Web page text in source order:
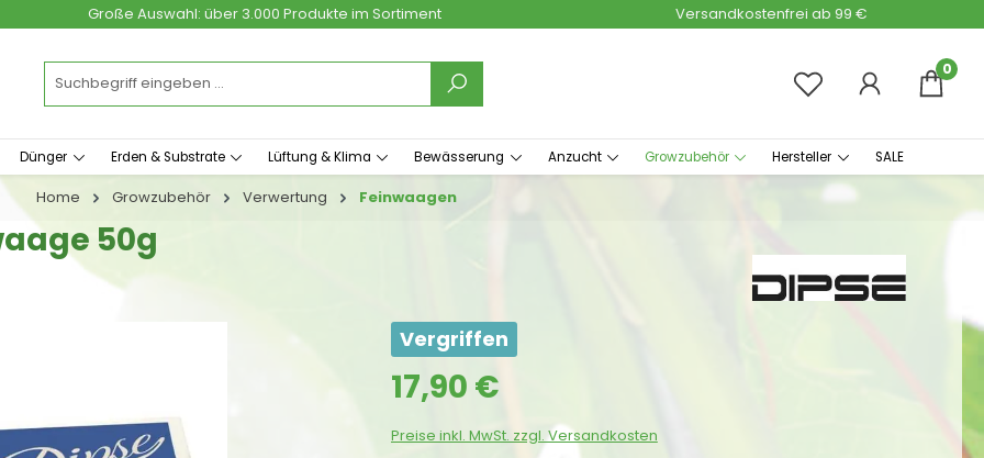
Große Auswahl: über 3.000 Produkte im Sortiment Versandkostenfrei ab 99 €
0
Dünger Erden & Substrate Lüftung & Klima Bewässerung Anzucht Growzubehör Hersteller SALE
Home Growzubehör Verwertung Feinwaagen
50g
Vergriffen
Regulärer Preis:
17,90 €
Preise inkl. MwSt. zzgl. Versandkosten